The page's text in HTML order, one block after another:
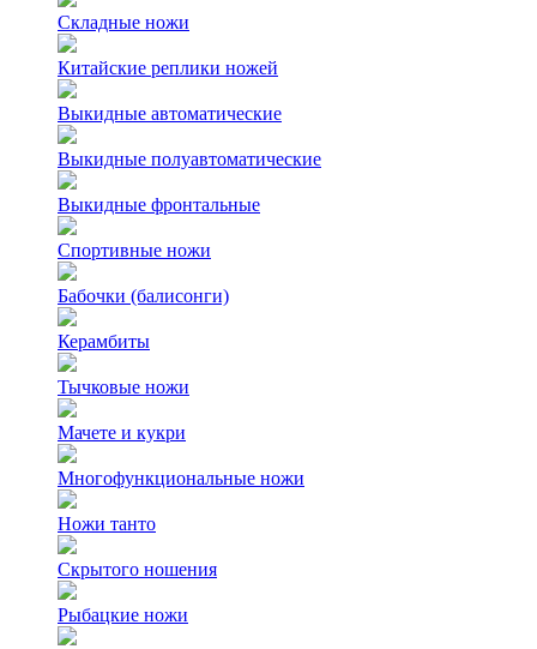
Складные ножи
Китайские реплики ножей
Выкидные автоматические
Выкидные полуавтоматические
Выкидные фронтальные
Спортивные ножи
Бабочки (балисонги)
Керамбиты
Тычковые ножи
Мачете и кукри
Многофункциональные ножи
Ножи танто
Скрытого ношения
Рыбацкие ножи